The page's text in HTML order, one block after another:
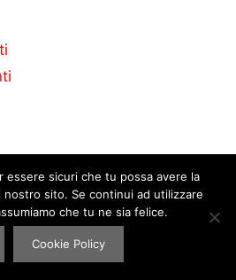
Agency Srl – All right reserved.
essere sicuri che tu possa avere la
nostro sito. Se continui ad utilizzare
che tu ne sia felice.
Cookie Policy